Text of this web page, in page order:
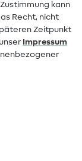
kann
Recht, nicht
Zeitpunkt
Impressum